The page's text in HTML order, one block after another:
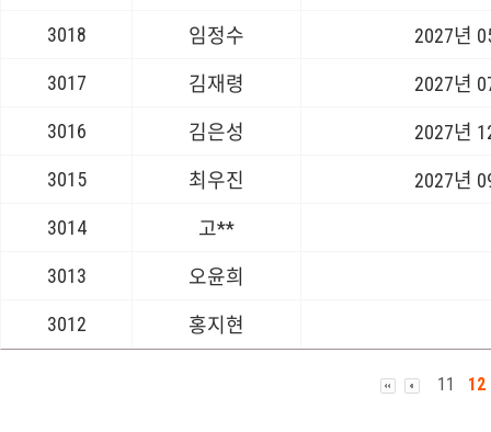
3018 임정수 2027년
3017 김재령 2027년
3016 김은성 2027년
3015 최우진 2027년
3014 고**
3013 오윤희
3012 홍지현
11 12